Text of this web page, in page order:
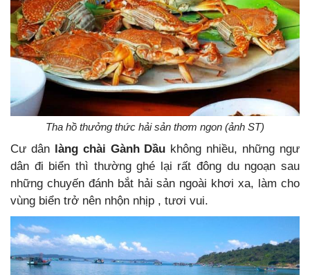
Tha hồ thưởng thức hải sản thơm ngon (ảnh ST)
Cư dân làng chài Gành Dầu không nhiều, những ngư
dân đi biển thì thường ghé lại rất đông du ngoạn sau
những chuyến đánh bắt hải sản ngoài khơi xa, làm cho
vùng biển trở nên nhộn nhịp , tươi vui.